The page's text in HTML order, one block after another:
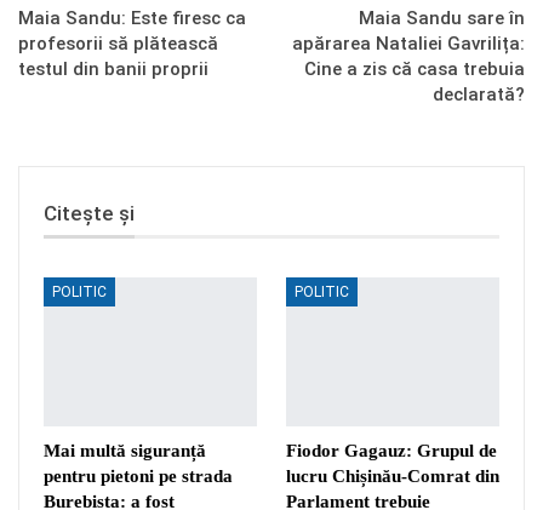
Maia Sandu: Este firesc ca
profesorii să plătească
testul din banii proprii
Maia Sandu sare în
apărarea Nataliei Gavrilița:
Cine a zis că casa trebuia
declarată?
Citește și
POLITIC
Mai multă siguranță
pentru pietoni pe strada
Burebista: a fost
POLITIC
Fiodor Gagauz: Grupul de
lucru Chișinău-Comrat din
Parlament trebuie